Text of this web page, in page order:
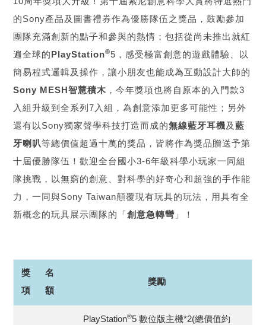
的Sony產品及圖書禮券作為優勝隊伍之獎品，鼓勵參加
團隊充滿創新的點子和參與的熱情；包括從尚未推出就紅
遍全球的PlayStation®5，感受極富創意的遊戲體驗、以
簡易程式邏輯及操作，讓小朋友也能成為互動設計大師的
Sony MESH智慧積木 ，今年獎項也將自原本的入門款3
入組升級到全系列7入組，為創意添加更多可能性；另外
還有以Sony獨家聲學科技打造而成的無線藍牙耳機及藍
牙喇叭等總價值超過十萬的獎品，皆將作為獎品贈送予第
十屆優勝隊伍！歡迎全台國小3-6年級科學小玩家一同組
隊挑戰，以無窮的創意、對科學的好奇心和超強的手作能
力，一同與Sony Taiwan顛覆現有玩具的玩法，用具有全
新概念的玩具展示團隊的「創意急轉彎 」！
獎
項
名
額
獎勵
PlayStation®5 數位版主機*2(總價值約